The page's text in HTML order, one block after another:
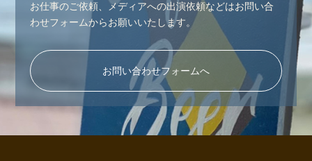
お仕事のご依頼、メディアへの出演依頼などはお問い合
わせフォームからお願いいたします。
お問い合わせフォームへ